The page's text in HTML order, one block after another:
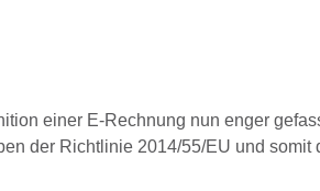
einer E-Rechnung nun enger
der Richtlinie 2014/55/EU und